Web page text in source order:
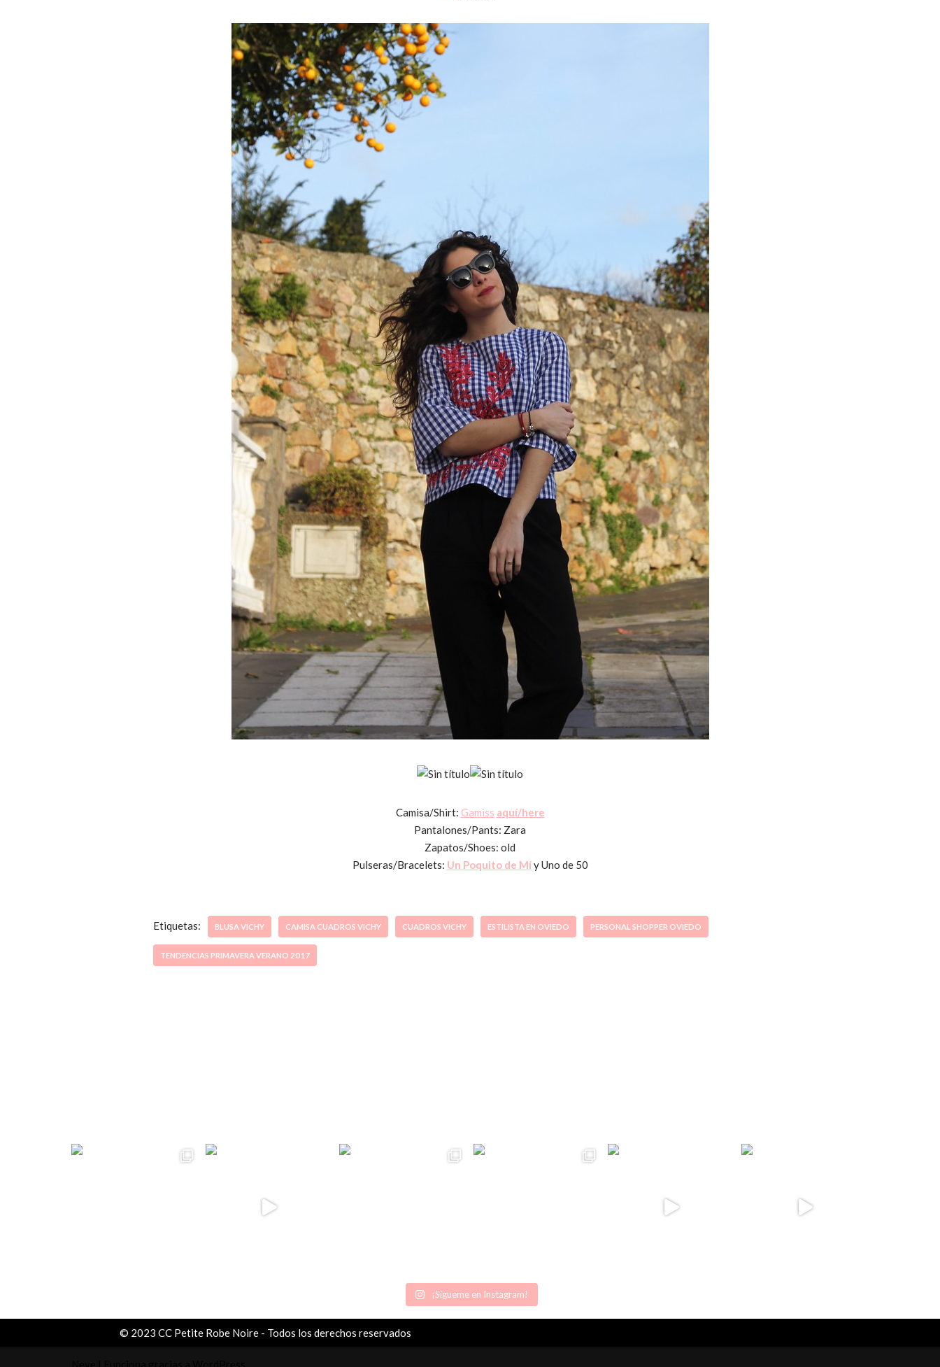
Camisa/Shirt: Gamiss aquí/here
Pantalones/Pants: Zara
Zapatos/Shoes: old
Pulseras/Bracelets: Un Poquito de Míy Uno de 50
Etiquetas: BLUSA VICHY CAMISA CUADROS VICHY CUADROS VICHY ESTILISTA EN OVIEDO PERSONAL SHOPPER OVIEDO
TENDENCIAS PRIMAVERA VERANO 2017
¡Sígueme en Instagram!
© 2023 CC Petite Robe Noire - Todos los derechos reservados